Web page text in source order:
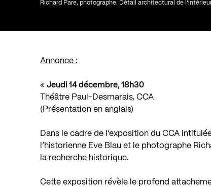
Richard Pare, photographe. Détail architectural de
Annonce :
«Jeudi 14 décembre, 18h30
Théâtre Paul-Desmarais, CCA
(Présentation en anglais)
Dans le cadre de l’exposition du CCA
l’historienne Eve Blau et le photographe
la recherche historique.
Cette exposition révèle le profond